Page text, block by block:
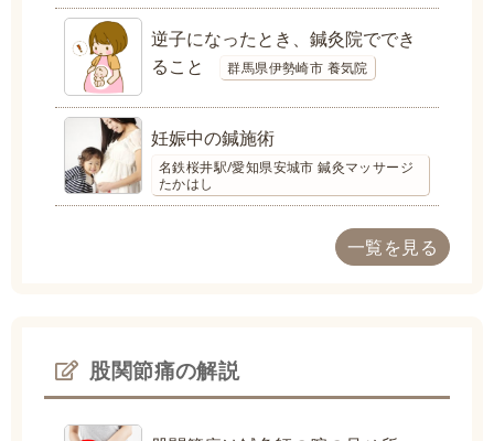
逆子になったとき、鍼灸院ででき
ること
群馬県伊勢崎市 養気院
妊娠中の鍼施術
名鉄桜井駅/愛知県安城市 鍼灸マッサージ
たかはし
一覧を見る
股関節痛の解説